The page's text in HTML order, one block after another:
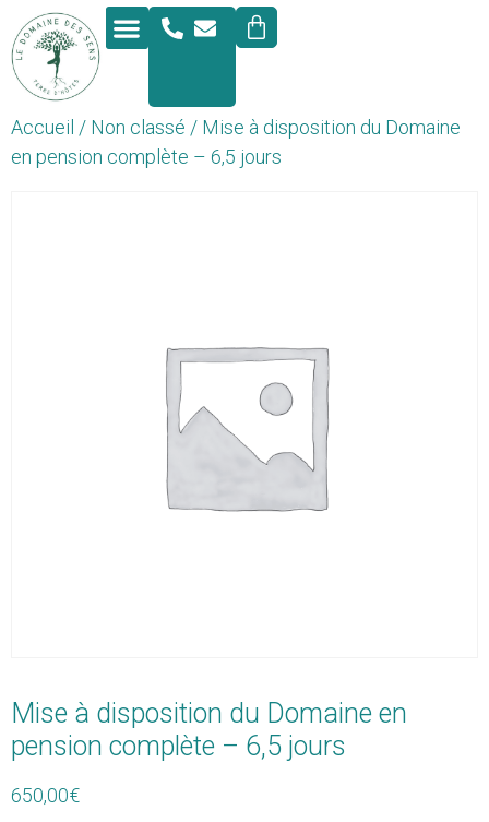
Accueil / Non classé / Mise à disposition du Domaine
en pension complète – 6,5 jours
Mise à disposition du Domaine en
pension complète – 6,5 jours
650,00€